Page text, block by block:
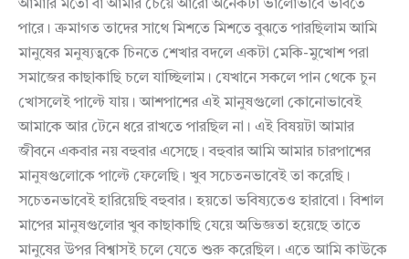
আমারি মতো বা আমার চেয়ে আরো অনেকটা ভালোভাবে ভাবতে
পারে। ক্রমাগত তাদের সাথে মিশতে মিশতে বুঝতে পারছিলাম আমি
মানুষের মনুষ্যত্বকে চিনতে শেখার বদলে একটা মেকি-মুখোশ পরা
সমাজের কাছাকাছি চলে যাচ্ছিলাম। যেখানে সকলে পান থেকে চুন
খোসলেই পাল্টে যায়। আশপাশের এই মানুষগুলো কোনোভাবেই
আমাকে আর টেনে ধরে রাখতে পারছিল না। এই বিষয়টা আমার
জীবনে একবার নয় বহুবার এসেছে। বহুবার আমি আমার চারপাশের
মানুষগুলোকে পাল্টে ফেলেছি। খুব সচেতনভাবেই তা করেছি।
সচেতনভাবেই হারিয়েছি বহুবার। হয়তো ভবিষ্যতেও হারাবো। বিশাল
মাপের মানুষগুলোর খুব কাছাকাছি যেয়ে অভিজ্ঞতা হয়েছে তাতে
মানুষের উপর বিশ্বাসই চলে যেতে শুরু করেছিল। এতে আমি কাউকে